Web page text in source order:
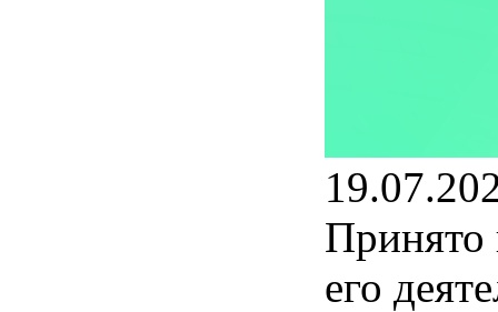
Принято
его